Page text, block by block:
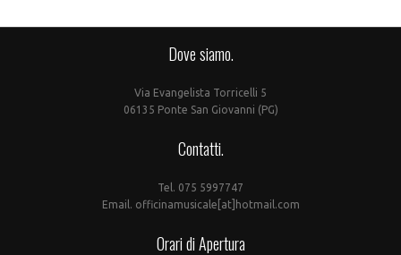
Dove siamo.
Via Evangelista Torricelli 5
06135 Ponte San Giovanni (PG)
Contatti.
Tel. 075 5997747
Email. officinamusicale[at]hotmail.com
Orari di Apertura